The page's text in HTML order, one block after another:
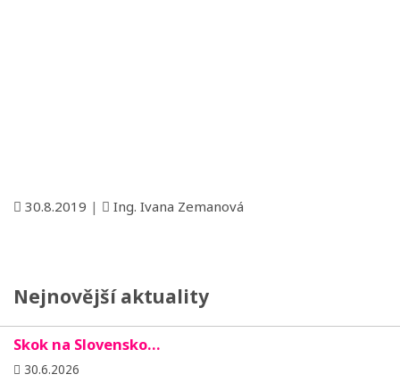
30.8.2019 | Ing. Ivana Zemanová
Nejnovější aktuality
Skok na Slovensko…
30.6.2026